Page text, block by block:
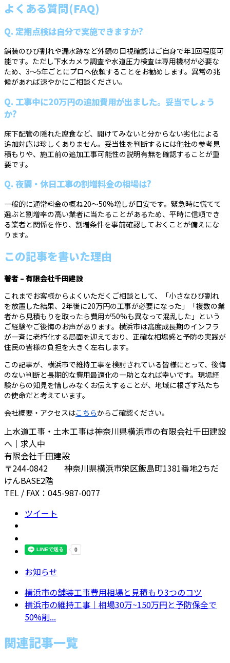
よくある質問(FAQ)
Q. 定期点検は自分で実施できますか?
舗装のひび割れや漏水跡など外観の目視確認はご自身で年1回程度可
能です。ただし下水カメラ調査や水道圧力検査は専用機材が必要な
ため、3〜5年ごとにプロへ依頼することをお勧めします。異常の兆
候があれば速やかにご相談ください。
Q. 工事中に20万円の追加費用が出ました。妥当でしょう
か?
床下配管の隠れた腐食など、開けてみないと分からない劣化による
追加対応は珍しくありません。妥当性を判断するには他社の参考見
積もりや、施工前の追加工事可能性の説明有無を確認することが重
要です。
Q. 夜間・休日工事の割増料金の相場は?
一般的に通常料金の概ね20〜50%増しが目安です。緊急時に慌てて
選ぶと割増率の高い業者に当たることがあるため、平時に信頼でき
る業者と関係を作り、割増条件を事前確認しておくことが備えにな
ります。
この記事を書いた理由
著者 – 有限会社千田建設
これまでお客様からよくいただくご相談として、「小さなひび割れ
を放置した結果、2年後に20万円の工事が必要になった」「複数の業
者から見積もりを取ったら費用が50%も異なって混乱した」という
ご経験やご後悔のお声があります。横浜市は高度成長期のインフラ
が一斉に老朽化する局面を迎えており、正確な相場感と予防の実践が
住民の皆様の負担を大きく左右します。
この記事が、横浜市で維持工事を検討されている皆様にとって、後悔
のない判断と長期的な費用最適化の一助となれば幸いです。現場経
験からの知見を惜しみなくお伝えすることが、地域に根ざす私たち
の使命だと考えています。
会社概要・アクセスはこちらからご確認ください。
上水道工事・土木工事は神奈川県横浜市の有限会社千田建設
へ｜求人中
有限会社千田建設
〒244-0842 神奈川県横浜市栄区飯島町1381番地2ちだ
けんBASE2階
TEL / FAX：045-987-0077
ツイート
お知らせ
横浜市の舗装工事費用相場と見積もり3つのコツ
横浜市の維持工事｜相場30万~150万円と予防保全で
50%削...
関連記事一覧